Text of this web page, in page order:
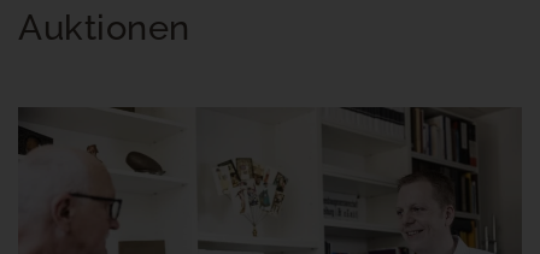
Auktionen